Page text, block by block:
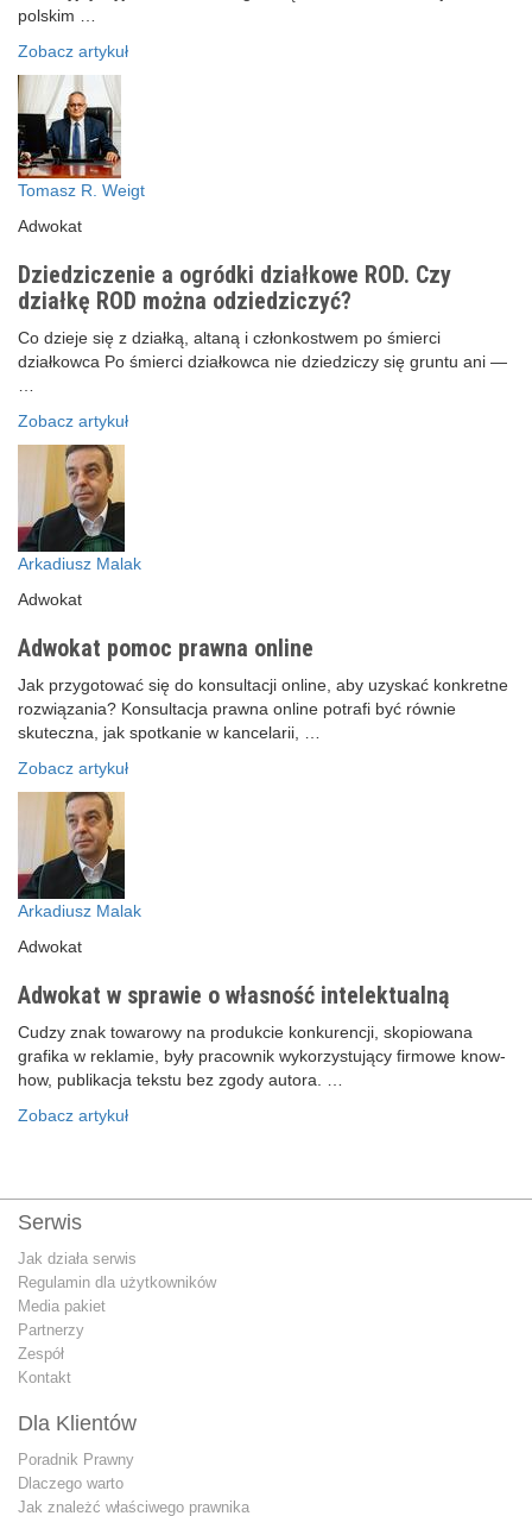
polskim …
Zobacz artykuł
Tomasz R. Weigt
Adwokat
Dziedziczenie a ogródki działkowe ROD. Czy
działkę ROD można odziedziczyć?
Co dzieje się z działką, altaną i członkostwem po śmierci
działkowca Po śmierci działkowca nie dziedziczy się gruntu ani —
…
Zobacz artykuł
Arkadiusz Malak
Adwokat
Adwokat pomoc prawna online
Jak przygotować się do konsultacji online, aby uzyskać konkretne
rozwiązania? Konsultacja prawna online potrafi być równie
skuteczna, jak spotkanie w kancelarii, …
Zobacz artykuł
Arkadiusz Malak
Adwokat
Adwokat w sprawie o własność intelektualną
Cudzy znak towarowy na produkcie konkurencji, skopiowana
grafika w reklamie, były pracownik wykorzystujący firmowe know-
how, publikacja tekstu bez zgody autora. …
Zobacz artykuł
Serwis
Jak działa serwis
Regulamin dla użytkowników
Media pakiet
Partnerzy
Zespół
Kontakt
Dla Klientów
Poradnik Prawny
Dlaczego warto
Jak znależć właściwego prawnika